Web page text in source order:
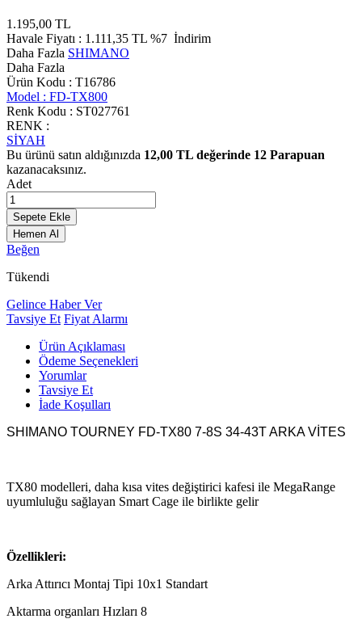
1.195,00 TL
Havale Fiyatı : 1.111,35 TL %7 İndirim
Daha Fazla SHIMANO
Daha Fazla
Ürün Kodu : T16786
Model : FD-TX800
Renk Kodu : ST027761
RENK :
SİYAH
Bu ürünü satın aldığınızda 12,00 TL değerinde 12 Parapuan
kazanacaksınız.
Adet
Sepete Ekle
Hemen Al
Beğen
Tükendi
Gelince Haber Ver
Tavsiye Et Fiyat Alarmı
Ürün Açıklaması
Ödeme Seçenekleri
Yorumlar
Tavsiye Et
İade Koşulları
SHIMANO TOURNEY FD-TX80 7-8S 34-43T ARKA VİTES
TX80 modelleri, daha kısa vites değiştirici kafesi ile MegaRange
uyumluluğu sağlayan Smart Cage ile birlikte gelir
Özellikleri:
Arka Attırıcı Montaj Tipi 10x1 Standart
Aktarma organları Hızları 8